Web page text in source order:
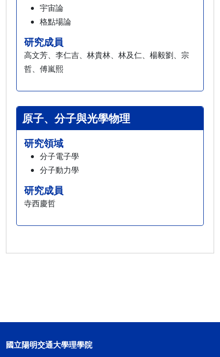
宇宙論
格點場論
研究成員
高文芳、李仁吉、林貴林、林及仁、楊毅劉、宗
哲、傅嵐熙
原子、分子與光學物理
研究領域
分子電子學
分子動力學
研究成員
寺西慶哲
國立陽明交通大學理學院